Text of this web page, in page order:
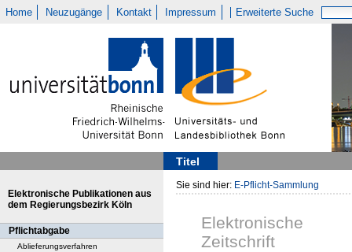
Home Neuzugänge Kontakt Impressum Erweiterte Suche
Titel
Elektronische Publikationen aus
dem Regierungsbezirk Köln
Pflichtabgabe
Ablieferungsverfahren
Sie sind hier: E-Pflicht-Sammlung
Elektronische
Zeitschrift